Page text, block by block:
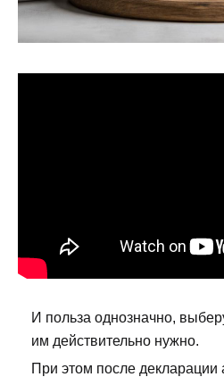
И польза однозначно,
им действительно нужно.
При этом после декларации